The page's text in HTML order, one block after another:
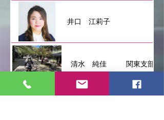
井口 江莉子
清水 純佳 関東支部